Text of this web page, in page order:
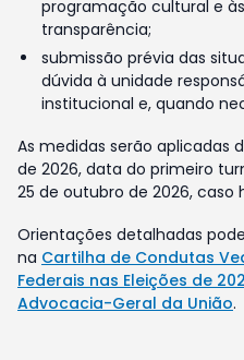
programação cultural e
transparência;
submissão prévia das
dúvida à unidade
institucional e, quando
As medidas serão aplicadas
de 2026, data do primeiro
25 de outubro de 2026, caso
Orientações detalhadas
na Cartilha de Condutas
Federais nas Eleições de
Advocacia-Geral da União.